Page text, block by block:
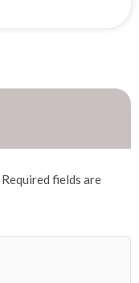
Required fields are